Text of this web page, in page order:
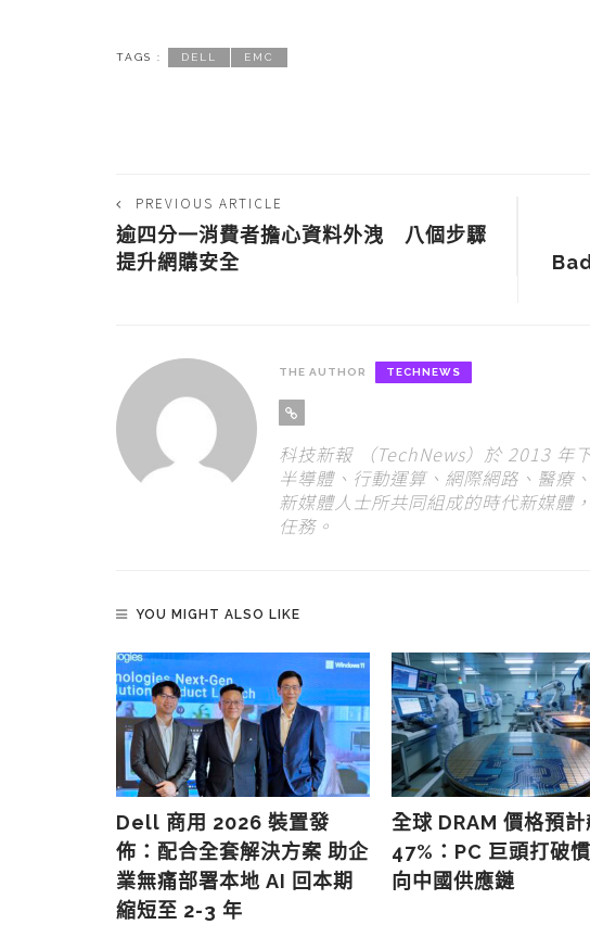
TAGS : DELL EMC
PREVIOUS ARTICLE
逾四分一消費者擔心資料外洩 八個步驟
提升網購安全
THE AUTHOR TECHNEWS
科技新報 （TechNews）於 2013 年
半導體、行動運算、網際網路、醫療
新媒體人士所共同組成的時代新媒體
任務。
YOU MIGHT ALSO LIKE
Dell 商用 2026 裝置發
佈：配合全套解決方案 助企
業無痛部署本地 AI 回本期
縮短至 2-3 年
全球 DRAM 價格預計
47%：PC 巨頭打破
向中國供應鏈